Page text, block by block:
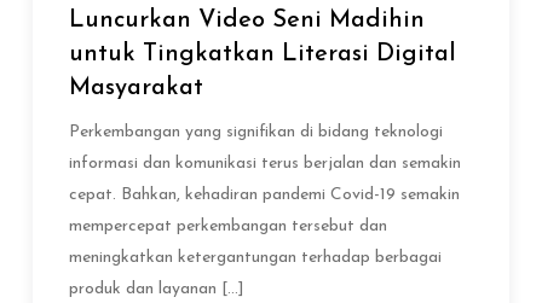
Luncurkan Video Seni Madihin
untuk Tingkatkan Literasi Digital
Masyarakat
Perkembangan yang signifikan di bidang teknologi
informasi dan komunikasi terus berjalan dan semakin
cepat. Bahkan, kehadiran pandemi Covid-19 semakin
mempercepat perkembangan tersebut dan
meningkatkan ketergantungan terhadap berbagai
produk dan layanan […]